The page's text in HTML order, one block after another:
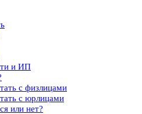
и ИП
с физлицами
с юрлицами
или нет?